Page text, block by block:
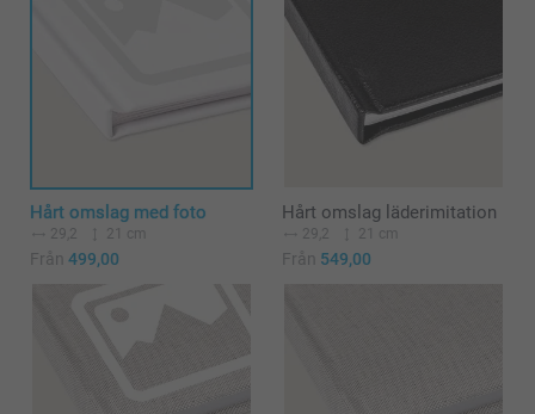
Hårt omslag med foto
29,2 21 cm
Från 499,00
Hårt omslag läderimitation
29,2 21 cm
Från 549,00